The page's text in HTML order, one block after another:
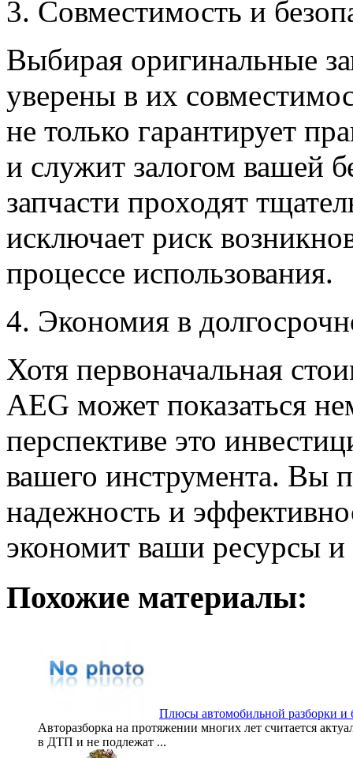
3. Совместимость и
Выбирая оригинальные
уверены в их
не только гарантирует
и служит залогом вашей
запчасти проходят
исключает риск
процессе использования.
4. Экономия в
Хотя первоначальная
AEG может показаться
перспективе это
вашего инструмента. Вы
надежность и
экономит ваши ресурсы и
Похожие материалы:
Плюсы автомобильной разборки и
Авторазборка на протяжении многих лет считается
в ДТП и не подлежат ...